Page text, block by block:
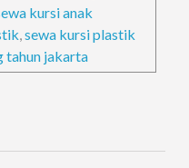
kursi anak
,sewa kursi plastik
tahun jakarta